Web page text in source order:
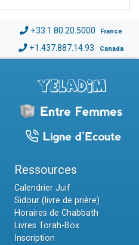
+33.1.80.20.5000 France
+1.437.887.14.93 Canada
Ressources
Calendrier Juif
Sidour (livre de prière)
Horaires de Chabbath
Livres Torah-Box
Inscription